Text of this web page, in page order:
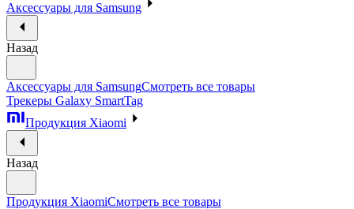
Аксессуары для Samsung
Назад
Аксессуары для SamsungСмотреть все товары
Трекеры Galaxy SmartTag
Продукция Xiaomi
Назад
Продукция XiaomiСмотреть все товары